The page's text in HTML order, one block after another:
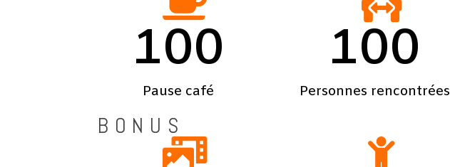
Pause café
100
Personnes rencontrées
100
BONUS